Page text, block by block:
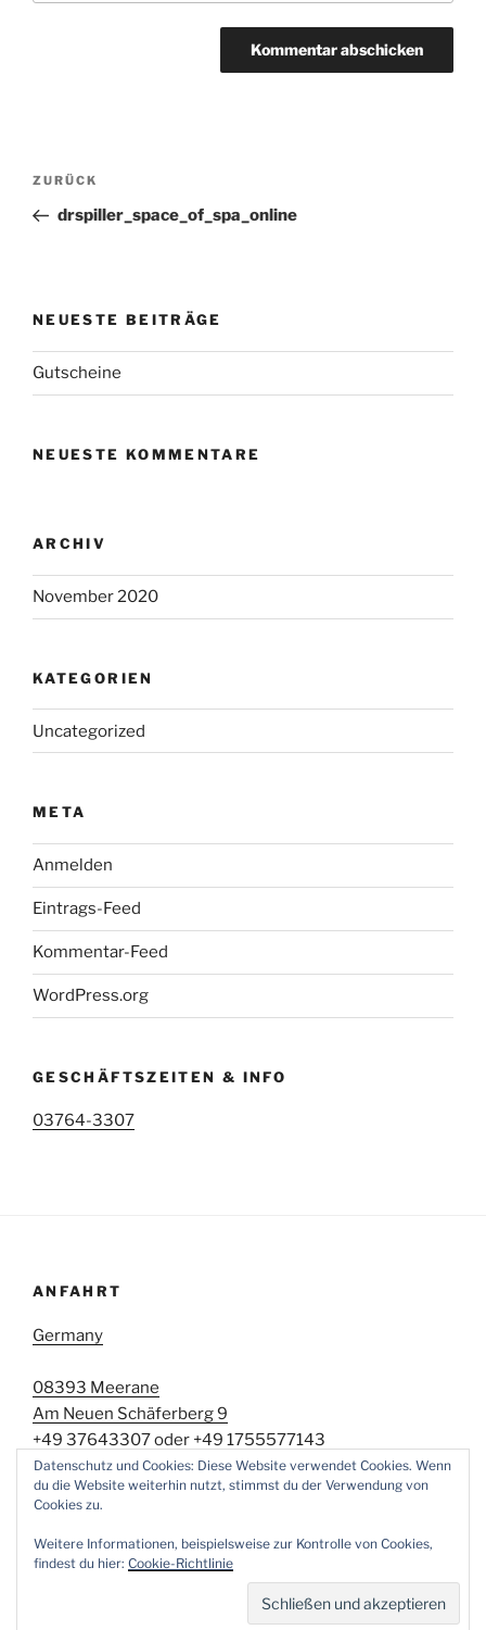
Beitragsnavigation
Vorheriger
Beitrag
ZURÜCK
drspiller_space_of_spa_online
NEUESTE BEITRÄGE
Gutscheine
NEUESTE KOMMENTARE
ARCHIV
November 2020
KATEGORIEN
Uncategorized
META
Anmelden
Eintrags-Feed
Kommentar-Feed
WordPress.org
GESCHÄFTSZEITEN & INFO
03764-3307
ANFAHRT
Germany
08393 Meerane
Am Neuen Schäferberg 9
+49 37643307 oder +49 1755577143
kosmetik.koehler@gmail.com
Erbitte Terminvereinbarung
Datenschutz und Cookies: Diese Website verwendet Cookies. Wenn
du die Website weiterhin nutzt, stimmst du der Verwendung von
Cookies zu.
Weitere Informationen, beispielsweise zur Kontrolle von Cookies,
findest du hier: Cookie-Richtlinie